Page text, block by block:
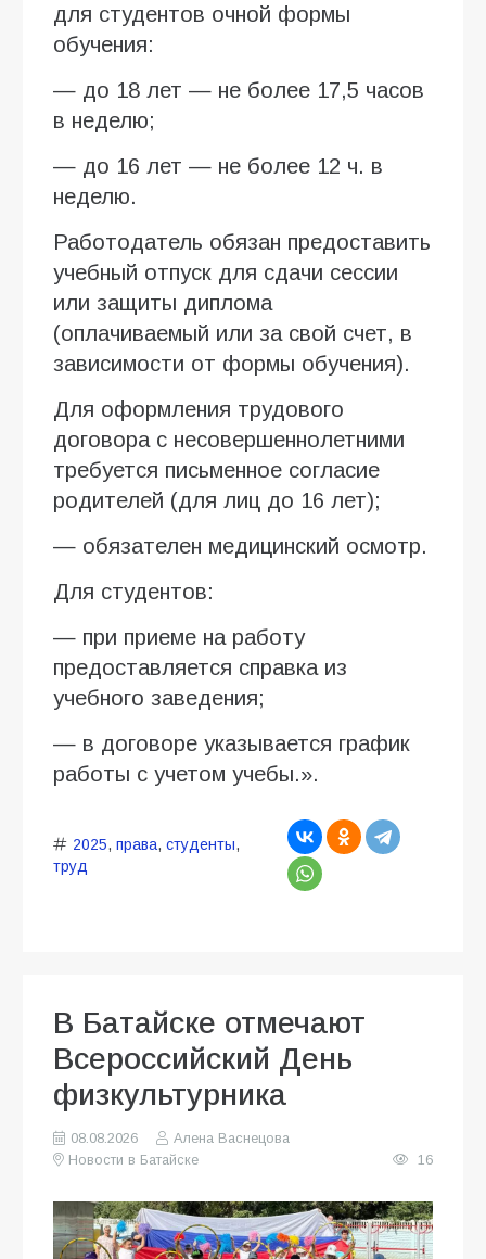
для студентов очной формы
обучения:
— до 18 лет — не более 17,5 часов
в неделю;
— до 16 лет — не более 12 ч. в
неделю.
Работодатель обязан предоставить
учебный отпуск для сдачи сессии
или защиты диплома
(оплачиваемый или за свой счет, в
зависимости от формы обучения).
Для оформления трудового
договора с несовершеннолетними
требуется письменное согласие
родителей (для лиц до 16 лет);
— обязателен медицинский осмотр.
Для студентов:
— при приеме на работу
предоставляется справка из
учебного заведения;
— в договоре указывается график
работы с учетом учебы.».
2025, права, студенты,
труд
В Батайске отмечают
Всероссийский День
физкультурника
08.08.2026
Алена Васнецова
Новости в Батайске
16